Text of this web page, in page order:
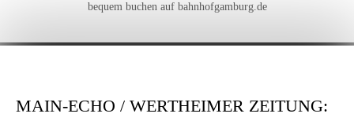
bequem buchen auf bahnhofgamburg.de
MAIN-ECHO / WERTHEIMER ZEITUNG: